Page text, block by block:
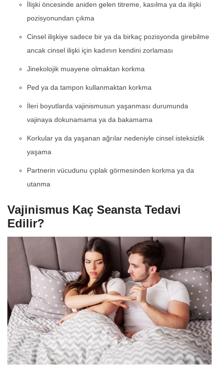
İlişki öncesinde aniden gelen titreme, kasılma ya da ilişki
pozisyonundan çıkma
Cinsel ilişkiye sadece bir ya da birkaç pozisyonda girebilme
ancak cinsel ilişki için kadının kendini zorlaması
Jinekolojik muayene olmaktan korkma
Ped ya da tampon kullanmaktan korkma
İleri boyutlarda vajinismusun yaşanması durumunda
vajinaya dokunamama ya da bakamama
Korkular ya da yaşanan ağrılar nedeniyle cinsel isteksizlik
yaşama
Partnerin vücudunu çıplak görmesinden korkma ya da
utanma
Vajinismus Kaç Seansta Tedavi
Edilir?